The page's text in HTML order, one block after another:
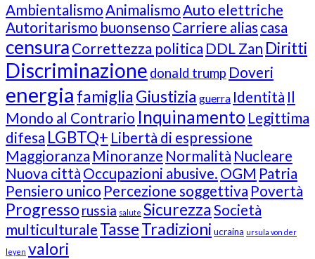
AmbientalismoAnimalismoAuto elettriche
Autoritarismo buonsenso Carriere alias casa
censura Correttezza politica DDL Zan Diritti
Discriminazione donald trump Doveri
energia famigliaGiustizia guerra Identità Il
Mondo al Contrario Inquinamento Legittima
difesa LGBTQ+ Libertà di espressione
Maggioranza Minoranze Normalità Nucleare
Nuova città Occupazioni abusive. OGM Patria
Pensiero unico Percezione soggettiva Povertà
Progresso russia salute SicurezzaSocietà
multiculturale TasseTradizioni ucraina ursula von der
leyen valori